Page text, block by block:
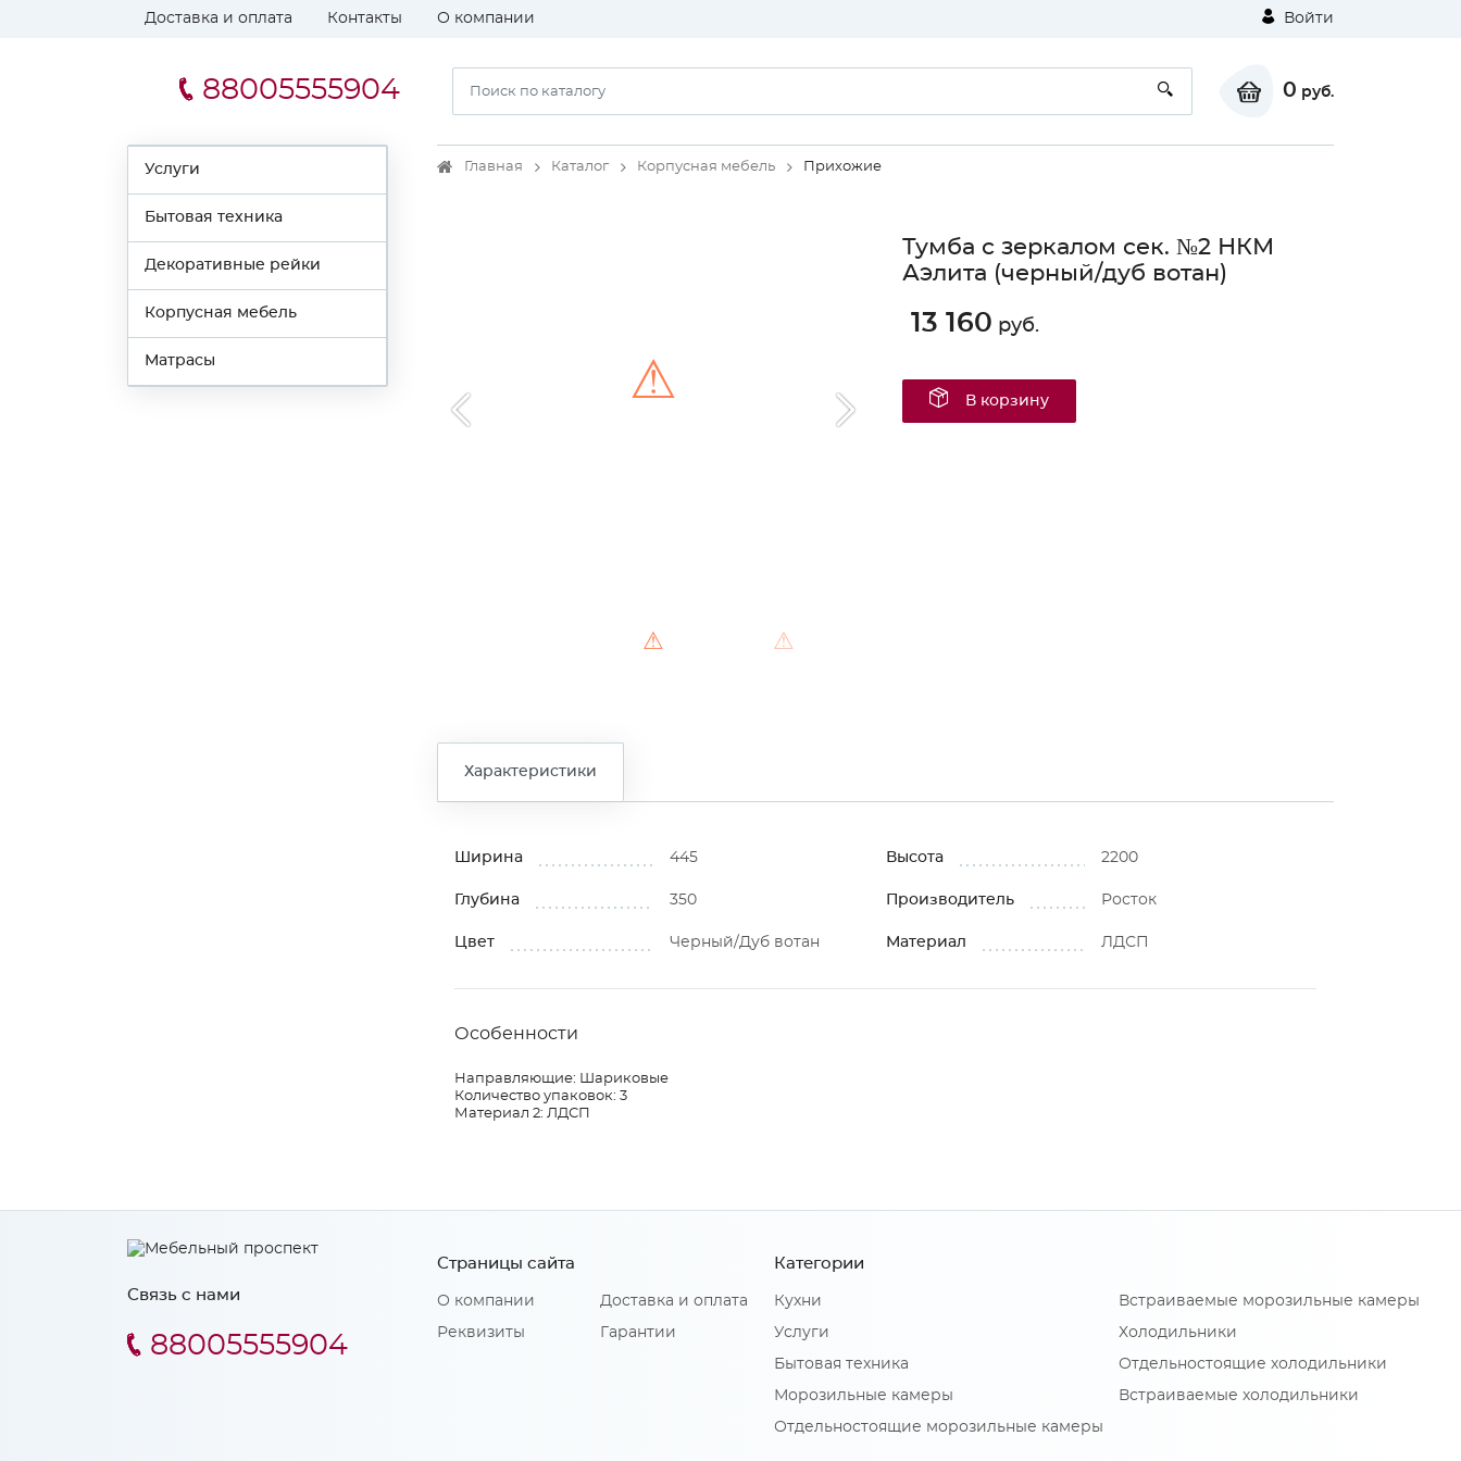
Доставка и оплата Контакты О компании Войти
88005555904 0 руб.
Услуги
Бытовая техника
Декоративные рейки
Корпусная мебель
Матрасы
Главная Каталог Корпусная мебель Прихожие
⚠ ⚠
⚠ ⚠
Тумба с зеркалом сек. №2 НКМ
Аэлита (черный/дуб вотан)
13 160 руб.
В корзину
Характеристики
Ширина 445 Высота 2200
Глубина 350 Производитель Росток
Цвет Черный/Дуб вотан Материал ЛДСП
Особенности
Направляющие: Шариковые
Количество упаковок: 3
Материал 2: ЛДСП
Связь с нами
88005555904
Страницы сайта
О компании
Реквизиты
Доставка и оплата
Гарантии
Категории
Кухни
Услуги
Бытовая техника
Морозильные камеры
Отдельностоящие морозильные камеры
Встраиваемые морозильные камеры
Холодильники
Отдельностоящие холодильники
Встраиваемые холодильники